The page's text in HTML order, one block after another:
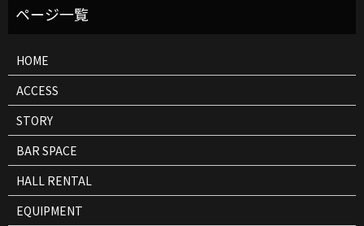
ト
HOME
ACCESS
STORY
BAR SPACE
HALL RENTAL
EQUIPMENT